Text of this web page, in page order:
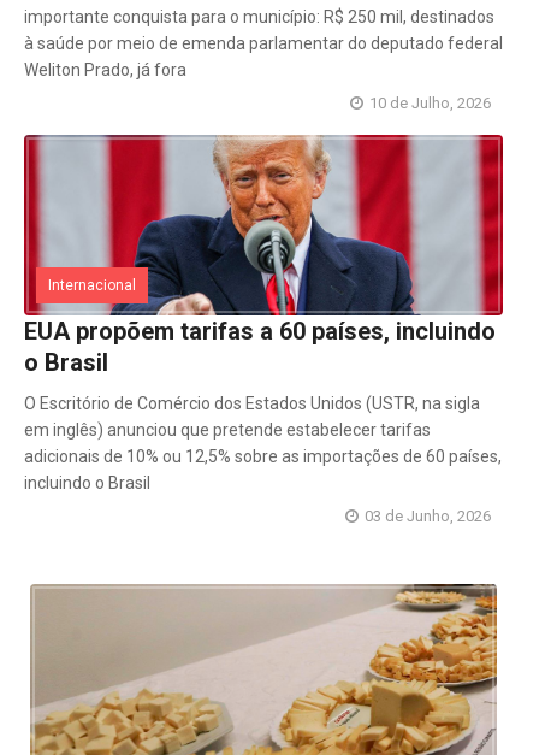
importante conquista para o município: R$ 250 mil, destinados
à saúde por meio de emenda parlamentar do deputado federal
Weliton Prado, já fora
10 de Julho, 2026
Internacional
EUA propõem tarifas a 60 países, incluindo
o Brasil
O Escritório de Comércio dos Estados Unidos (USTR, na sigla
em inglês) anunciou que pretende estabelecer tarifas
adicionais de 10% ou 12,5% sobre as importações de 60 países,
incluindo o Brasil
03 de Junho, 2026